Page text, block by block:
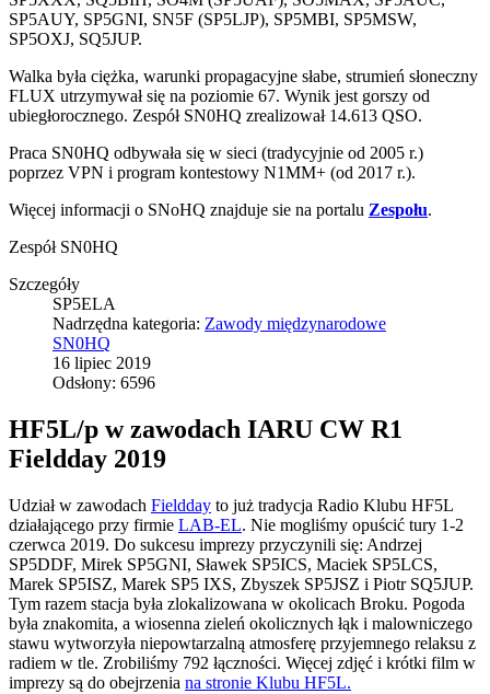
SP5AUY, SP5GNI, SN5F (SP5LJP), SP5MBI, SP5MSW,
SP5OXJ, SQ5JUP.
Walka była ciężka, warunki propagacyjne słabe, strumień słoneczny
FLUX utrzymywał się na poziomie 67. Wynik jest gorszy od
ubiegłorocznego. Zespół SN0HQ zrealizował 14.613 QSO.
Praca SN0HQ odbywała się w sieci (tradycyjnie od 2005 r.)
poprzez VPN i program kontestowy N1MM+ (od 2017 r.).
Więcej informacji o SNoHQ znajduje sie na portalu Zespołu.
Zespół SN0HQ
Szczegóły
SP5ELA
Nadrzędna kategoria: Zawody międzynarodowe
SN0HQ
16 lipiec 2019
Odsłony: 6596
HF5L/p w zawodach IARU CW R1
Fieldday 2019
Udział w zawodach Fieldday to już tradycja Radio Klubu HF5L
działającego przy firmie LAB-EL. Nie mogliśmy opuścić tury 1-2
czerwca 2019. Do sukcesu imprezy przyczynili się: Andrzej
SP5DDF, Mirek SP5GNI, Sławek SP5ICS, Maciek SP5LCS,
Marek SP5ISZ, Marek SP5 IXS, Zbyszek SP5JSZ i Piotr SQ5JUP.
Tym razem stacja była zlokalizowana w okolicach Broku. Pogoda
była znakomita, a wiosenna zieleń okolicznych łąk i malowniczego
stawu wytworzyła niepowtarzalną atmosferę przyjemnego relaksu z
radiem w tle. Zrobiliśmy 792 łączności. Więcej zdjęć i krótki film w
imprezy są do obejrzenia na stronie Klubu HF5L.